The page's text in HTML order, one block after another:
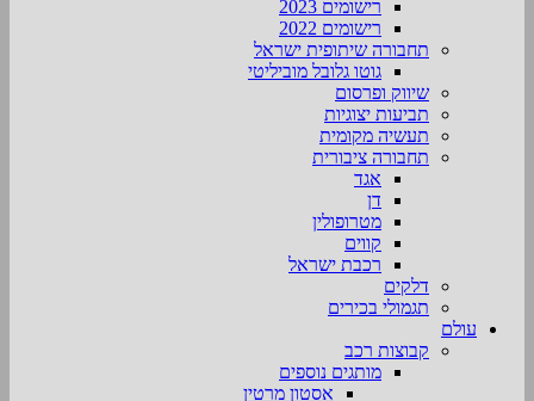
רישומים 2023
רישומים 2022
תחבורה שיתופית ישראל
גוטו גלובל מוביליטי
שיווק ופרסום
תביעות יצוגיות
תעשיה מקומית
תחבורה ציבורית
אגד
דן
מטרופולין
קווים
רכבת ישראל
דלקים
תגמולי בכירים
עולם
קבוצות רכב
מותגים נוספים
אסטון מרטין